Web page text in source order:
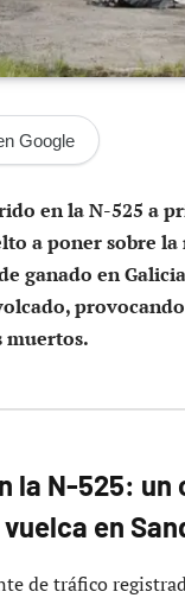
Google
en la N-525 a
a poner sobre la
ganado en
muertos.
la N-525: un
en
de tráfico